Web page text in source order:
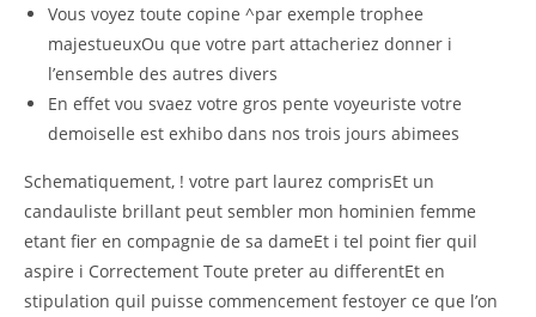
Vous voyez toute copine ^par exemple trophee
majestueuxOu que votre part attacheriez donner i
l’ensemble des autres divers
En effet vou svaez votre gros pente voyeuriste votre
demoiselle est exhibo dans nos trois jours abimees
Schematiquement, ! votre part laurez comprisEt un
candauliste brillant peut sembler mon hominien femme
etant fier en compagnie de sa dameEt i tel point fier quil
aspire i Correctement Toute preter au differentEt en
stipulation quil puisse commencement festoyer ce que l’on